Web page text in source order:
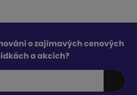
o zajímavých cenových
a akcích?